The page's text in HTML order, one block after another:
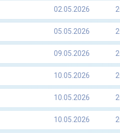
02.05.2026
05.05.2026
09.05.2026
10.05.2026
10.05.2026
10.05.2026